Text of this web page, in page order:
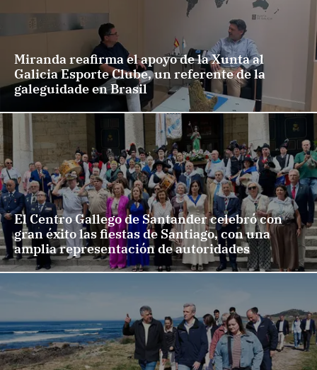
Miranda reafirma el apoyo de la Xunta al
Galicia Esporte Clube, un referente de la
galeguidade en Brasil
El Centro Gallego de Santander celebró con
gran éxito las fiestas de Santiago, con una
amplia representación de autoridades